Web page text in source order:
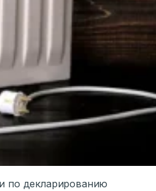
по декларированию